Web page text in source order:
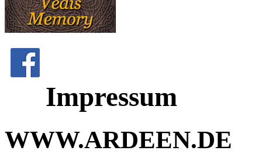
Impressum
WWW.ARDEEN.DE